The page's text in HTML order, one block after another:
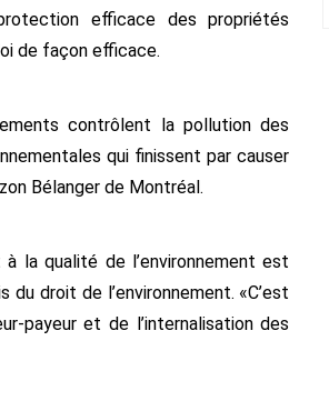
efficace des propriétés
de façon efficace.
contrôlent la pollution des
qui finissent par causer
Bélanger de Montréal.
la qualité de l’environnement est
droit de l’environnement. «C’est
payeur et de l’internalisation des